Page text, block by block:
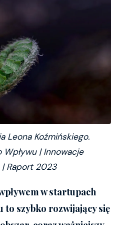
Leona Koźmińskiego.
| Innowacje
Raport 2023
w startupach
to szybko rozwijający się